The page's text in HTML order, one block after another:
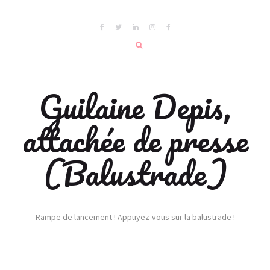
Guilaine Depis,
attachée de presse
(Balustrade)
Rampe de lancement ! Appuyez-vous sur la balustrade !